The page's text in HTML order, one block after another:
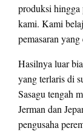
produksi hingga
kami. Kami
pemasaran
Hasilnya luar
yang terlaris di
Sasagu tengah
Jerman dan
pengusaha